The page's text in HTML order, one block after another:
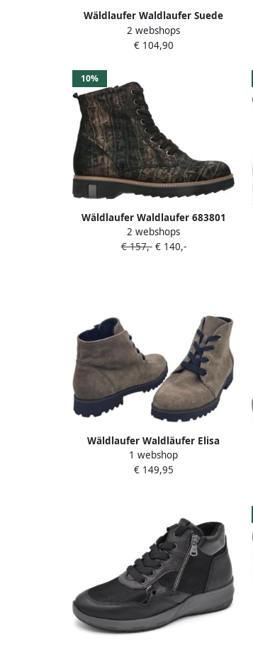
Wäldlaufer Waldlaufer Suede
Beige Dames Veterboots H Beige
2 webshops
€ 104,90
10%
Wäldlaufer Waldlaufer 683801
Kitomi Hoge sneakersDames
veterschoenenDames
2 webshops
€ 157,-€ 140,-
Wäldlaufer Waldläufer Elisa
772804 195135 comfortabele
damesschoen voor steunzolen
1 webshop
€ 149,95